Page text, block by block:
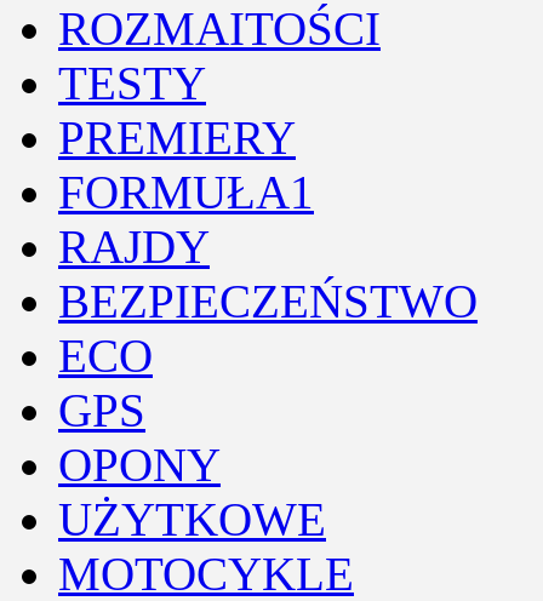
ROZMAITOŚCI
TESTY
PREMIERY
FORMUŁA1
RAJDY
BEZPIECZEŃSTWO
ECO
GPS
OPONY
UŻYTKOWE
MOTOCYKLE